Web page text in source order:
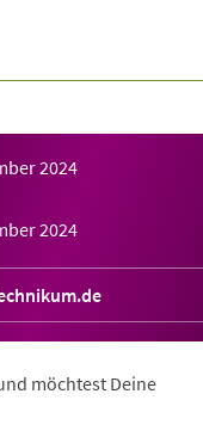
2024
2024
möchtest Deine